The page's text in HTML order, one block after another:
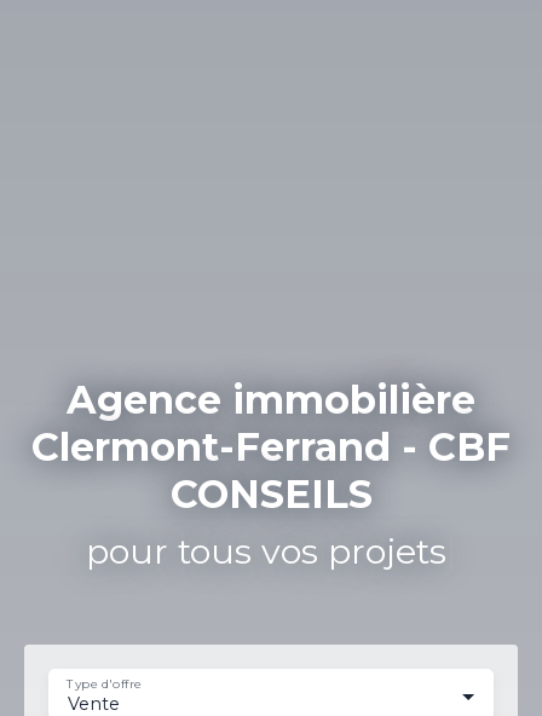
Agence immobilière
Clermont-Ferrand - CBF
CONSEILS
Ven|
Vente
Type d'offre